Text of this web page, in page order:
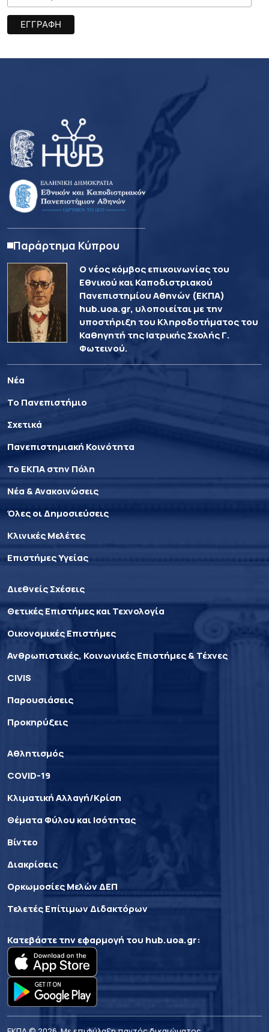
Παράρτημα Κύπρου
Ο νέος κόμβος επικοινωνίας του
Εθνικού και Καποδιστριακού
Πανεπιστημίου Αθηνών (ΕΚΠΑ)
hub.uoa.gr, υλοποιείται με την
υποστήριξη του Κληροδοτήματος του
Καθηγητή της Ιατρικής Σχολής Γ.
Φωτεινού.
Νέα
Το Πανεπιστήμιο
Σχετικά
Πανεπιστημιακή Κοινότητα
Το ΕΚΠΑ στην Πόλη
Νέα & Ανακοινώσεις
Όλες οι Δημοσιεύσεις
Κλινικές Μελέτες
Επιστήμες Υγείας
Διεθνείς Σχέσεις
Θετικές Επιστήμες και Τεχνολογία
Οικονομικές Επιστήμες
Ανθρωπιστικές, Κοινωνικές Επιστήμες & Τέχνες
CIVIS
Παρουσιάσεις
Προκηρύξεις
Αθλητισμός
COVID-19
Κλιματική Αλλαγή/Κρίση
Θέματα Φύλου και Ισότητας
Βίντεο
Διακρίσεις
Ορκωμοσίες Μελών ΔΕΠ
Τελετές Επίτιμων Διδακτόρων
Κατεβάστε την εφαρμογή του hub.uoa.gr: